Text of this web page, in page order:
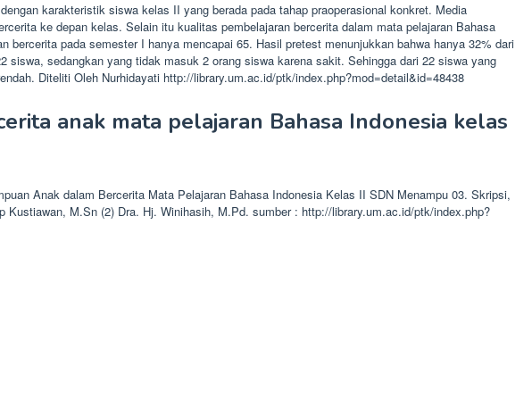
karakteristik siswa kelas II yang berada pada tahap praoperasional konkret. Media
ke depan kelas. Selain itu kualitas pembelajaran bercerita dalam mata pelajaran Bahasa
pada semester I hanya mencapai 65. Hasil pretest menunjukkan bahwa hanya 32% dari
sedangkan yang tidak masuk 2 orang siswa karena sakit. Sehingga dari 22 siswa yang
Diteliti Oleh Nurhidayati http://library.um.ac.id/ptk/index.php?mod=detail&id=48438
anak mata pelajaran Bahasa Indonesia kelas
Anak dalam Bercerita Mata Pelajaran Bahasa Indonesia Kelas II SDN Menampu 03. Skripsi,
M.Sn (2) Dra. Hj. Winihasih, M.Pd. sumber : http://library.um.ac.id/ptk/index.php?